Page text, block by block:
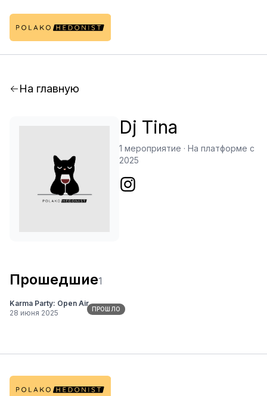
На главную
Dj Tina
1 мероприятие ·На платформе с
2025
Прошедшие1
ПРОШЛО
Karma Party: Open Air
28 июня 2025